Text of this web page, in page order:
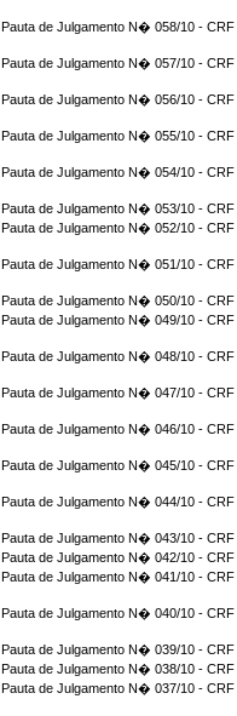
Pauta de Julgamento N� 058/10 - CRF
Pauta de Julgamento N� 057/10 - CRF
Pauta de Julgamento N� 056/10 - CRF
Pauta de Julgamento N� 055/10 - CRF
Pauta de Julgamento N� 054/10 - CRF
Pauta de Julgamento N� 053/10 - CRF
Pauta de Julgamento N� 052/10 - CRF
Pauta de Julgamento N� 051/10 - CRF
Pauta de Julgamento N� 050/10 - CRF
Pauta de Julgamento N� 049/10 - CRF
Pauta de Julgamento N� 048/10 - CRF
Pauta de Julgamento N� 047/10 - CRF
Pauta de Julgamento N� 046/10 - CRF
Pauta de Julgamento N� 045/10 - CRF
Pauta de Julgamento N� 044/10 - CRF
Pauta de Julgamento N� 043/10 - CRF
Pauta de Julgamento N� 042/10 - CRF
Pauta de Julgamento N� 041/10 - CRF
Pauta de Julgamento N� 040/10 - CRF
Pauta de Julgamento N� 039/10 - CRF
Pauta de Julgamento N� 038/10 - CRF
Pauta de Julgamento N� 037/10 - CRF